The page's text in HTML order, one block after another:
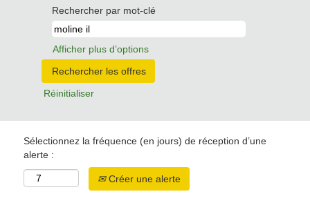
Rechercher par mot-clé
Afficher plus d’options
Réinitialiser
Sélectionnez la fréquence (en jours) de réception d’une
alerte :
Créer une alerte